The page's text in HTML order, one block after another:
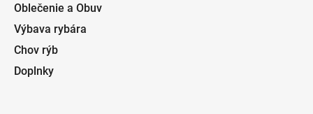
Oblečenie a Obuv
Výbava rybára
Chov rýb
Doplnky